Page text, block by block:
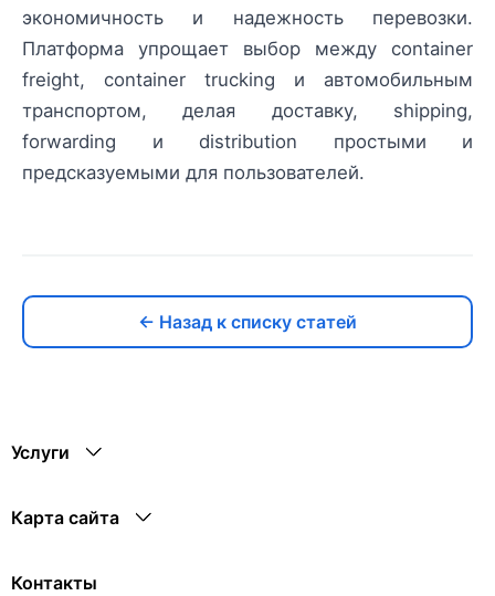
экономичность и надежность перевозки.
Платформа упрощает выбор между container
freight, container trucking и автомобильным
транспортом, делая доставку, shipping,
forwarding и distribution простыми и
предсказуемыми для пользователей.
← Назад к списку статей
Услуги
Карта сайта
Контакты